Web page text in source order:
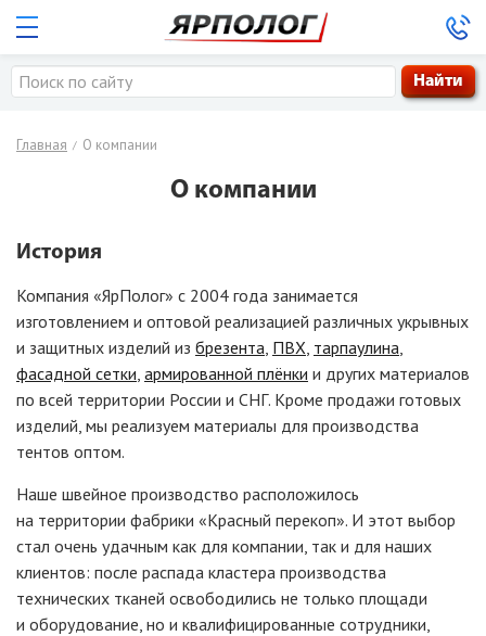
Заказать обратный звонок
Главная / О компании
О компании
История
Компания «ЯрПолог» с 2004 года занимается
изготовлением и оптовой реализацией различных укрывных
и защитных изделий из брезента, ПВХ, тарпаулина,
фасадной сетки, армированной плёнки и других материалов
по всей территории России и СНГ. Кроме продажи готовых
изделий, мы реализуем материалы для производства
тентов оптом.
Наше швейное производство расположилось
на территории фабрики «Красный перекоп». И этот выбор
стал очень удачным как для компании, так и для наших
клиентов: после распада кластера производства
технических тканей освободились не только площади
и оборудование, но и квалифицированные сотрудники,